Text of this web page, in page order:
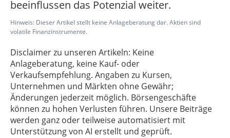
beeinflussen das Potenzial weiter.
Hinweis: Dieser Artikel stellt keine Anlageberatung dar. Aktien sind
volatile Finanzinstrumente.
Disclaimer zu unseren Artikeln: Keine
Anlageberatung, keine Kauf- oder
Verkaufsempfehlung. Angaben zu Kursen,
Unternehmen und Märkten ohne Gewähr;
Änderungen jederzeit möglich. Börsengeschäfte
können zu hohen Verlusten führen. Unsere Beiträge
werden ganz oder teilweise automatisiert mit
Unterstützung von AI erstellt und geprüft.